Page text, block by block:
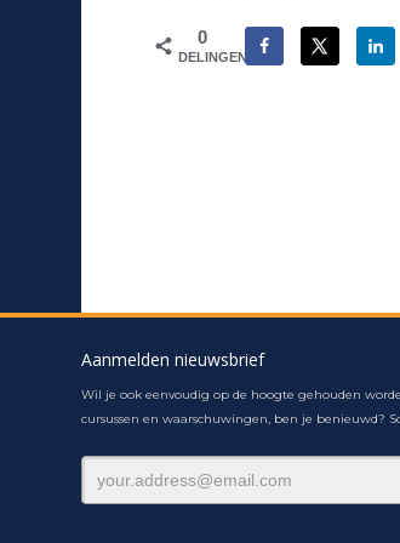
0
DELINGEN
Aanmelden nieuwsbrief
Wil je ook eenvoudig op de hoogte gehouden
cursussen en waarschuwingen, ben je benieuwd?